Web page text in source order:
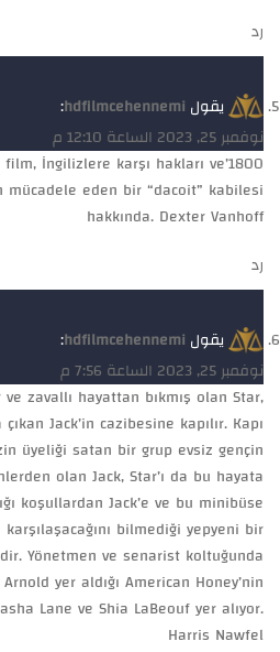
رد
يقول hdfilmcehennemi
:
نوفمبر 25, 2023 الساعة 12:10 م
film, İngilizlere karşı hakları ve
mücadele eden bir “dacoit” kabilesi
hakkında. Dexter Vanhoff
رد
يقول hdfilmcehennemi
:
نوفمبر 25, 2023 الساعة 7:56 م
ve zavallı hayattan bıkmış olan Star,
Jack’in cazibesine kapılır. Kapı
üyeliği satan bir grup evsiz gençin
olan Jack, Star’ı da bu hayata
koşullardan Jack’e ve bu minibüse
karşılaşacağını bilmediği yepyeni bir
Yönetmen ve senarist koltuğunda
yer aldığı American Honey’nin
Lane ve Shia LaBeouf yer alıyor.
Harris Nawfel